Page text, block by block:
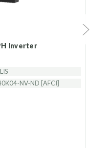
Inverter
NV-ND [AFCI]